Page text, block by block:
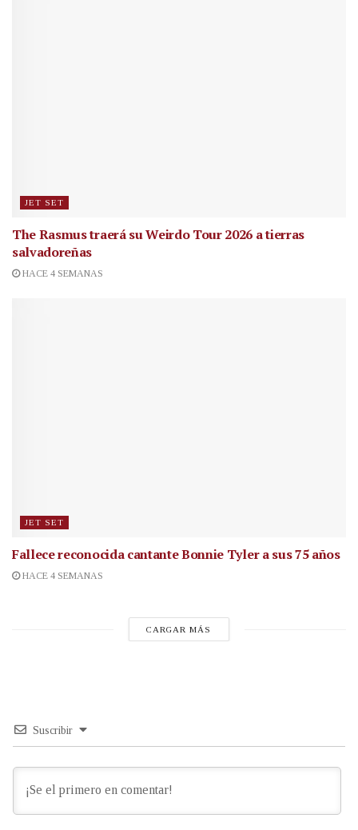
JET SET
The Rasmus traerá su Weirdo Tour 2026 a tierras
salvadoreñas
HACE 4 SEMANAS
JET SET
Fallece reconocida cantanteBonnie Tyler a sus 75 años
HACE 4 SEMANAS
CARGAR MÁS
Suscribir